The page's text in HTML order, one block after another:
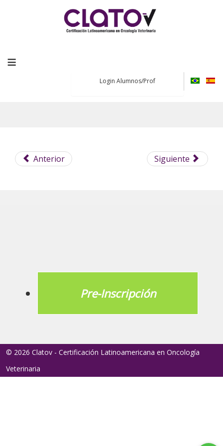
≡
Login Alumnos/Prof
Anterior Siguiente
Pre-Inscripción
© 2026 Clatov - Certificación Latinoamericana en Oncología
Veterinaria